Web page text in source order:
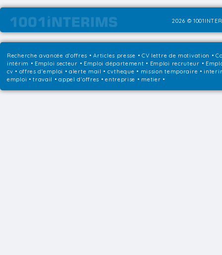
2026 ©
Recherche avancée d'offres •Articles presse • CV lettre de motivation •
intérim • Emploi secteur • Emploi département • Emploi recruteur •
cv • offres d'emploi • alerte mail • cvtheque • mission temporaire •
emploi • travail • appel d'offres • entreprise • metier •